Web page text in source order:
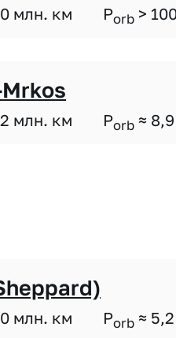
млн. км Porb >
млн. км Porb ≈ 8,9
млн. км Porb ≈ 5,2